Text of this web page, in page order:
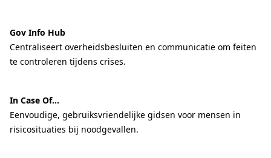
Gov Info Hub
Centraliseert overheidsbesluiten en communicatie om feiten
te controleren tijdens crises.
In Case Of...
Eenvoudige, gebruiksvriendelijke gidsen voor mensen in
risicosituaties bij noodgevallen.